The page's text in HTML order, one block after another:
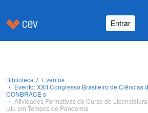
Entrar
Biblioteca
Eventos
Evento: XXII Congresso Brasileiro de Ciências
CONBRACE s
Atividades Formativas do Curso de
Ufu em Tempos de Pandemia